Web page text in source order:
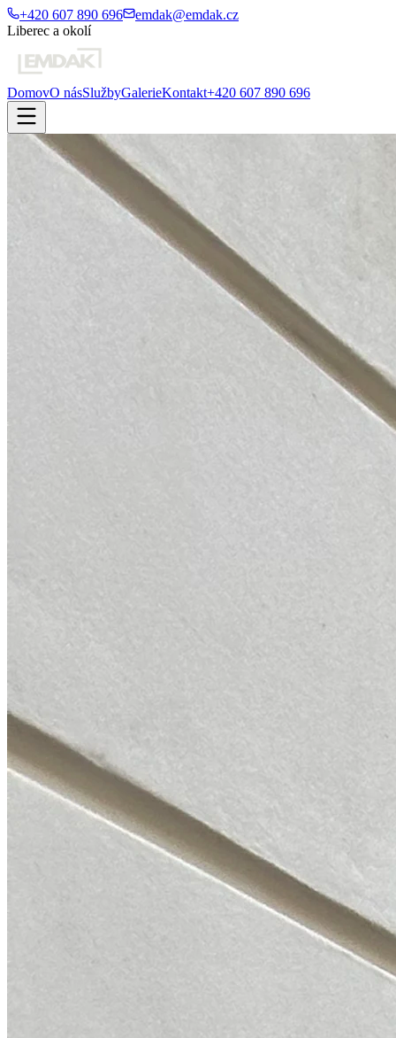
+420 607 890 696
emdak@emdak.cz
Liberec a okolí
DomovO násSlužbyGalerieKontakt+420 607 890 696